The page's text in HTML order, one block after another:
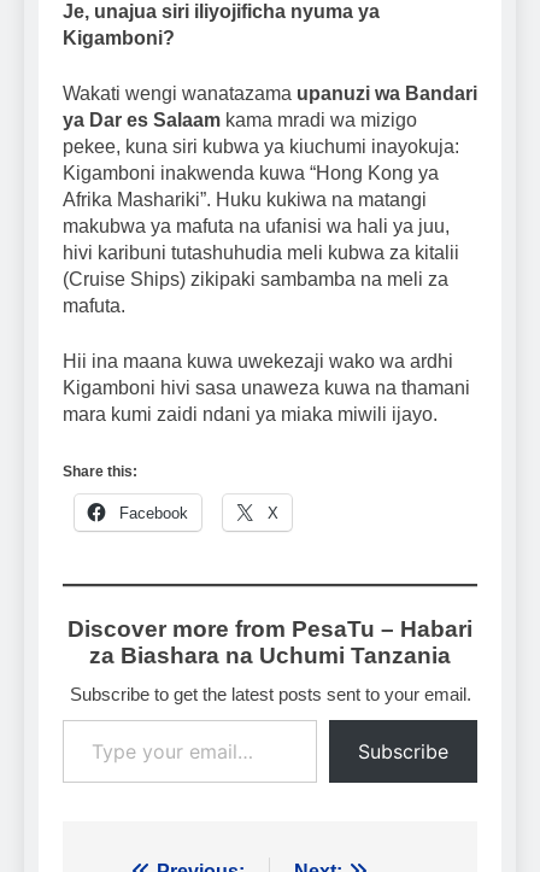
Je, unajua siri iliyojificha nyuma ya
Kigamboni?
Wakati wengi wanatazama upanuzi wa Bandari
ya Dar es Salaam kama mradi wa mizigo
pekee, kuna siri kubwa ya kiuchumi inayokuja:
Kigamboni inakwenda kuwa “Hong Kong ya
Afrika Mashariki”. Huku kukiwa na matangi
makubwa ya mafuta na ufanisi wa hali ya juu,
hivi karibuni tutashuhudia meli kubwa za kitalii
(Cruise Ships) zikipaki sambamba na meli za
mafuta.
Hii ina maana kuwa uwekezaji wako wa ardhi
Kigamboni hivi sasa unaweza kuwa na thamani
mara kumi zaidi ndani ya miaka miwili ijayo.
Share this:
Facebook X
Discover more from PesaTu – Habari
za Biashara na Uchumi Tanzania
Subscribe to get the latest posts sent to your email.
Type your email…
Subscribe